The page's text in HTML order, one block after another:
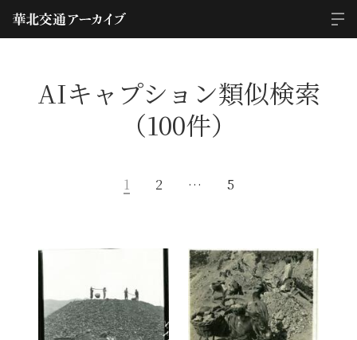
AIキャプション類似検索
（100件）
1 2 … 5